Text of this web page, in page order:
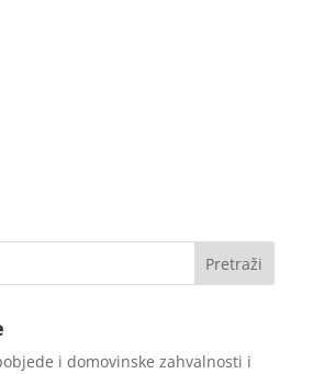
i domovinske zahvalnosti i